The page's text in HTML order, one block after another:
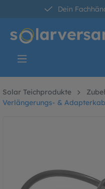
springen
Dein
30 Tage
Solar Teichprodukte
Verlängerungs- &